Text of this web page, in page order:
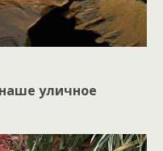
уличное